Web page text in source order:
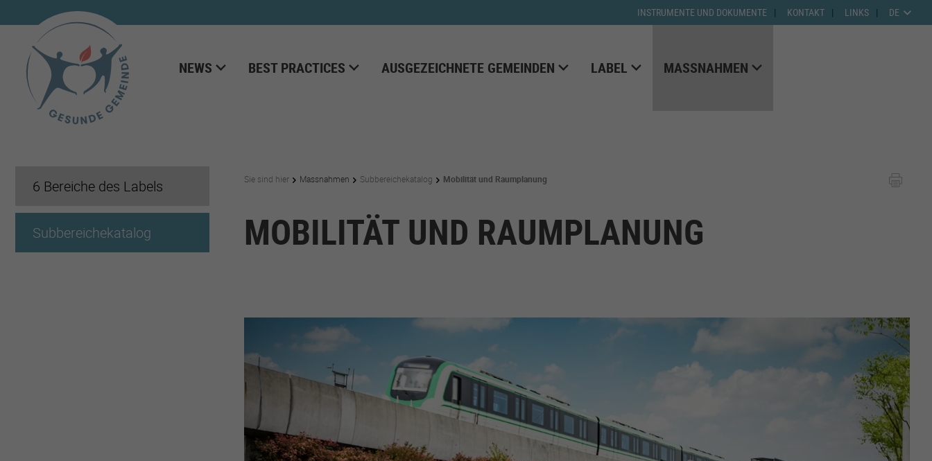
DE
INSTRUMENTE UND DOKUMENTE KONTAKT LINKS
NEWS BEST PRACTICES AUSGEZEICHNETE GEMEINDEN LABEL MASSNAHMEN
6 Bereiche des Labels
Subbereichekatalog
Sie sind hier Massnahmen Subbereichekatalog Mobilität und Raumplanung
MOBILITÄT UND RAUMPLANUNG